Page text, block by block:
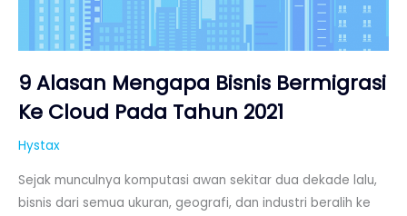
9 Alasan Mengapa Bisnis Bermigrasi
Ke Cloud Pada Tahun 2021
Hystax
Sejak munculnya komputasi awan sekitar dua dekade lalu,
bisnis dari semua ukuran, geografi, dan industri beralih ke
Cloud
Pada
Tahun
2021